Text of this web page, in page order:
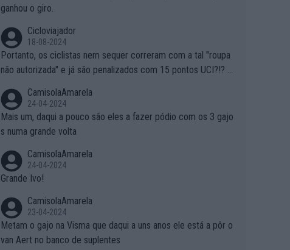
ganhou o giro.
Cicloviajador
18-08-2024
Portanto, os ciclistas nem sequer correram com a tal "roupa
não autorizada" e já são penalizados com 15 pontos UCI?!? S
entende... Mas penalizar os atletas retirando-lhes pontos??? Is
to é roubar na secretaria o que os atletas conquistam na estra
da!
CamisolaAmarela
24-04-2024
Mais um, daqui a pouco são eles a fazer pódio com os 3 gajo
s numa grande volta
CamisolaAmarela
24-04-2024
Grande Ivo!
CamisolaAmarela
23-04-2024
Metam o gajo na Visma que daqui a uns anos ele está a pôr o
van Aert no banco de suplentes